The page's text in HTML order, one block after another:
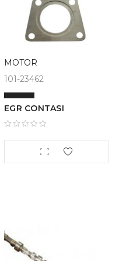
MOTOR
101-23462
EGR CONTASI